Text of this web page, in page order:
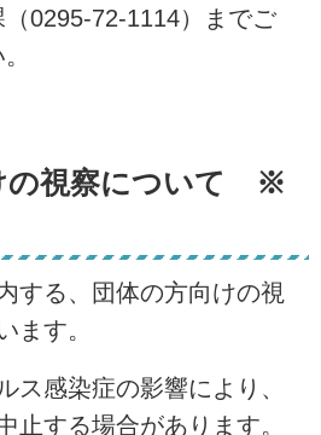
0295-72-1114）までご
の視察について ※
する、団体の方向けの視
ます。
ス感染症の影響により、
止する場合があります。